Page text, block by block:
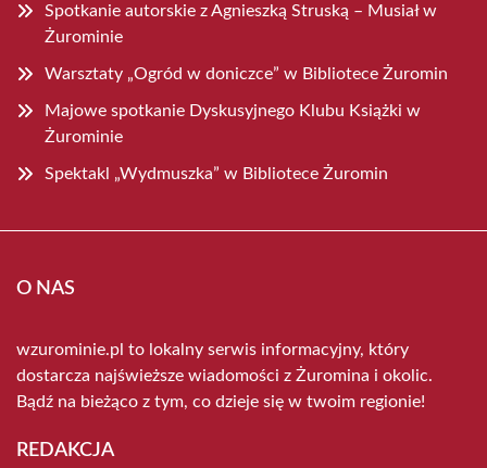
Spotkanie autorskie z Agnieszką Struską – Musiał w
Żurominie
Warsztaty „Ogród w doniczce” w Bibliotece Żuromin
Majowe spotkanie Dyskusyjnego Klubu Książki w
Żurominie
Spektakl „Wydmuszka” w Bibliotece Żuromin
O NAS
wzurominie.pl to lokalny serwis informacyjny, który
dostarcza najświeższe wiadomości z Żuromina i okolic.
Bądź na bieżąco z tym, co dzieje się w twoim regionie!
REDAKCJA